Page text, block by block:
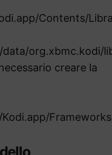
Contents/
data/org.xbmc.kodi/
creare la